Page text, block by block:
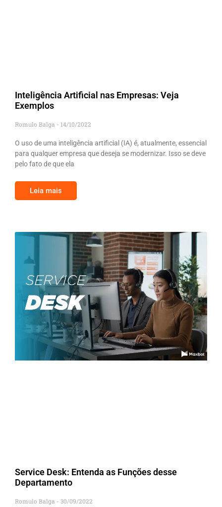
Inteligência Artificial nas Empresas: Veja
Exemplos
Romulo Balga 14/10/2022
O uso de uma inteligência artificial (IA) é, atualmente, essencial
para qualquer empresa que deseja se modernizar. Isso se deve
pelo fato de que ela
Leia mais
Service Desk: Entenda as Funções desse
Departamento
Romulo Balga 30/09/2022